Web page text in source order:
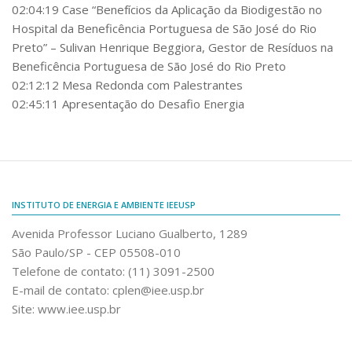
02:04:19 Case “Benefícios da Aplicação da Biodigestão no
Hospital da Beneficência Portuguesa de São José do Rio
Preto” – Sulivan Henrique Beggiora, Gestor de Resíduos na
Beneficência Portuguesa de São José do Rio Preto
02:12:12 Mesa Redonda com Palestrantes
02:45:11 Apresentação do Desafio Energia
INSTITUTO DE ENERGIA E AMBIENTE IEEUSP
Avenida Professor Luciano Gualberto, 1289
São Paulo/SP - CEP 05508-010
Telefone de contato: (11) 3091-2500
E-mail de contato: cplen@iee.usp.br
Site: www.iee.usp.br